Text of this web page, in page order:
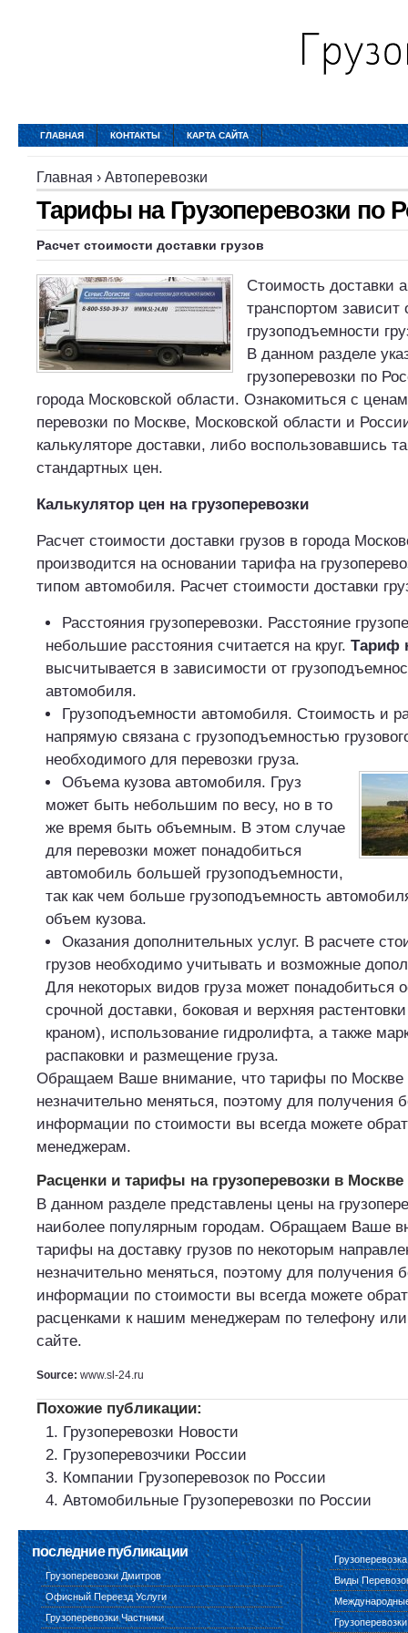
ГЛАВНАЯ КОНТАКТЫ КАРТА САЙТА
Главная › Автоперевозки
Тарифы на Грузоперевозки по
Расчет стоимости доставки грузов
Стоимость доставки
транспортом зависит
грузоподъемности
В данном разделе
грузоперевозки по
города Московской области. Ознакомиться с
перевозки по Москве, Московской области и
калькуляторе доставки, либо воспользовавшись
стандартных цен.
Калькулятор цен на грузоперевозки
Расчет стоимости доставки грузов в города
производится на основании тарифа на
типом автомобиля. Расчет стоимости доставки
Расстояния грузоперевозки. Расстояние
небольшие расстояния считается на круг. Тариф
высчитывается в зависимости от
автомобиля.
Грузоподъемности автомобиля. Стоимость и
напрямую связана с грузоподъемностью
необходимого для перевозки груза.
Объема кузова автомобиля. Груз
может быть небольшим по весу, но в то
же время быть объемным. В этом случае
для перевозки может понадобиться
автомобиль большей грузоподъемности,
так как чем больше грузоподъемность
объем кузова.
Оказания дополнительных услуг. В расчете
грузов необходимо учитывать и возможные
Для некоторых видов груза может понадобиться
срочной доставки, боковая и верхняя
краном), использование гидролифта, а также
распаковки и размещение груза.
Обращаем Ваше внимание, что тарифы по Москве
незначительно меняться, поэтому для получения
информации по стоимости вы всегда можете
менеджерам.
Расценки и тарифы на грузоперевозки в Москве
В данном разделе представлены цены на
наиболее популярным городам. Обращаем Ваше
тарифы на доставку грузов по некоторым
незначительно меняться, поэтому для получения
информации по стоимости вы всегда можете
расценками к нашим менеджерам по телефону или
сайте.
Source: www.sl-24.ru
Похожие публикации:
Грузоперевозки Новости
Грузоперевозчики России
Компании Грузоперевозок по России
Автомобильные Грузоперевозки по России
последние публикации
Грузоперевозки Дмитров
Офисный Переезд Услуги
Грузоперевозки Частники
Виды